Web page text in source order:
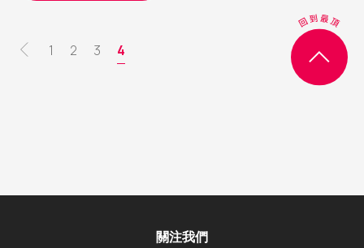
Pagination
頁
1
頁
2
頁
3
目
前
4
關注我們